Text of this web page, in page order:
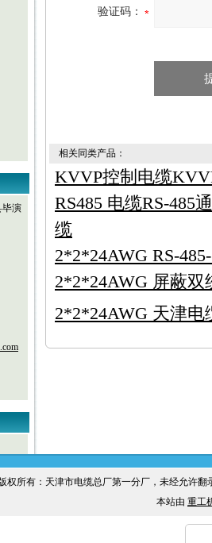
毕演
验证码：
相关同类产品：
KVVP控制电缆
RS485 电缆RS-485
缆
2*2*24AWG RS-
2*2*24AWG 屏蔽双
2*2*24AWG 天津电
权所有：天津市电缆总厂第一分厂，未经允许
本站由 重工